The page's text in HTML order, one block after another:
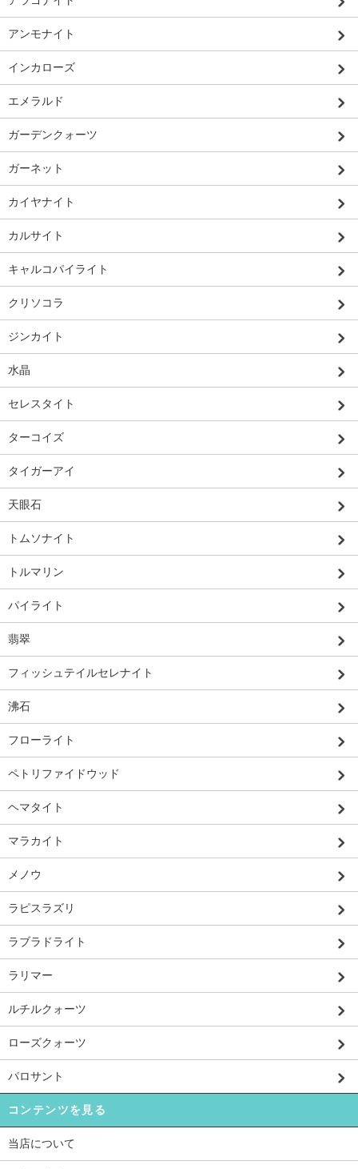
アンモナイト
インカローズ
エメラルド
ガーデンクォーツ
ガーネット
カイヤナイト
カルサイト
キャルコパイライト
クリソコラ
ジンカイト
水晶
セレスタイト
ターコイズ
タイガーアイ
天眼石
トムソナイト
トルマリン
パイライト
翡翠
フィッシュテイルセレナイト
沸石
フローライト
ペトリファイドウッド
ヘマタイト
マラカイト
メノウ
ラピスラズリ
ラブラドライト
ラリマー
ルチルクォーツ
ローズクォーツ
パロサント
コンテンツを見る
当店について